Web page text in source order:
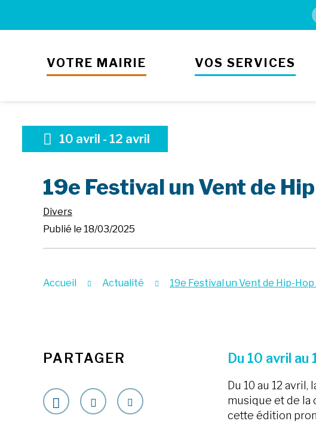
VOTRE MAIRIE VOS SERVICES
10 avril - 12 avril
19e Festival un Vent de
Divers
Publié le 18/03/2025
Accueil Actualité 19e Festival un Vent de Hip-
PARTAGER Du 10 avril au
Du 10 au 12 avril,
musique et de la
cette édition